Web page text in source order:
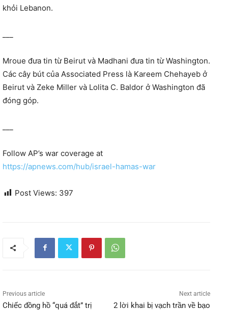
khỏi Lebanon.
Mroue đưa tin từ Beirut và Madhani đưa tin từ Washington.
Các cây bút của Associated Press là Kareem Chehayeb ở
Beirut và Zeke Miller và Lolita C. Baldor ở Washington đã
đóng góp.
Follow AP’s war coverage at
https://apnews.com/hub/israel-hamas-war
Post Views: 397
Previous article
Chiếc đồng hồ “quá đắt” trị
Next article
2 lời khai bị vạch trần về bạo